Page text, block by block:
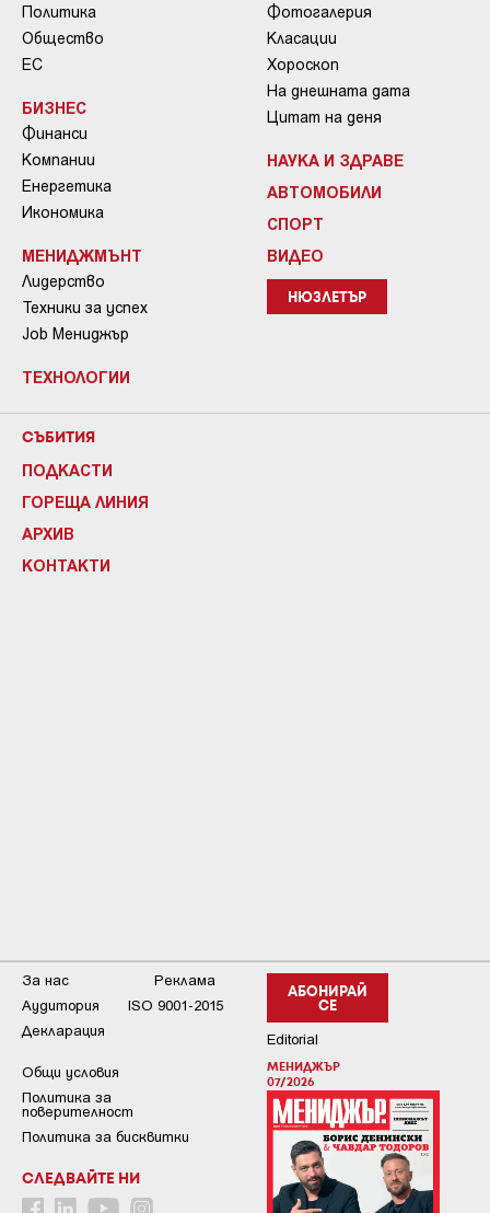
Политика
Общество
ЕС
БИЗНЕС
Финанси
Компании
Енергетика
Икономика
МЕНИДЖМЪНТ
Лидерство
Техники за успех
Job Мениджър
ТЕХНОЛОГИИ
Фотогалерия
Класации
Хороскоп
На днешната дата
Цитат на деня
НАУКА И ЗДРАВЕ
АВТОМОБИЛИ
СПОРТ
ВИДЕО
НЮЗЛЕТЪР
СЪБИТИЯ
ПОДКАСТИ
ГОРЕЩА ЛИНИЯ
АРХИВ
КОНТАКТИ
АБОНИРАЙ
СЕ
Editorial
МЕНИДЖЪР
07/2026
За нас
Реклама
Аудитория
ISO 9001-2015
Декларация
Общи условия
Пoлитикa зa
пoвepитeлнocт
Политика за бисквитки
СЛЕДВАЙТЕ НИ